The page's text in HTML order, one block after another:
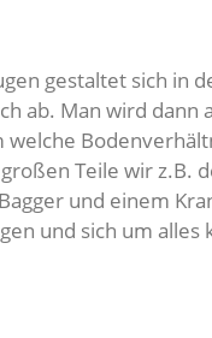
gestaltet sich in
ab. Man wird
Teile wir
und einem
und sich um alles